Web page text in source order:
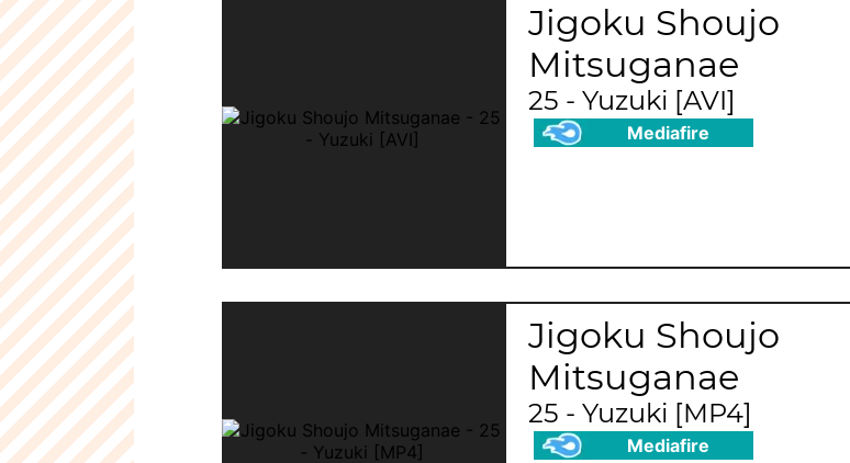
Jigoku Shoujo
Mitsuganae
25 - Yuzuki [AVI]
Mediafire
Jigoku Shoujo
Mitsuganae
25 - Yuzuki [MP4]
Mediafire